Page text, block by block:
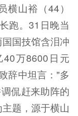
横山裕（44）
跑。31日晚当
国技馆含泪冲
万8600日元
辞中坦言："多
侃赶来助阵的
题，源于横山